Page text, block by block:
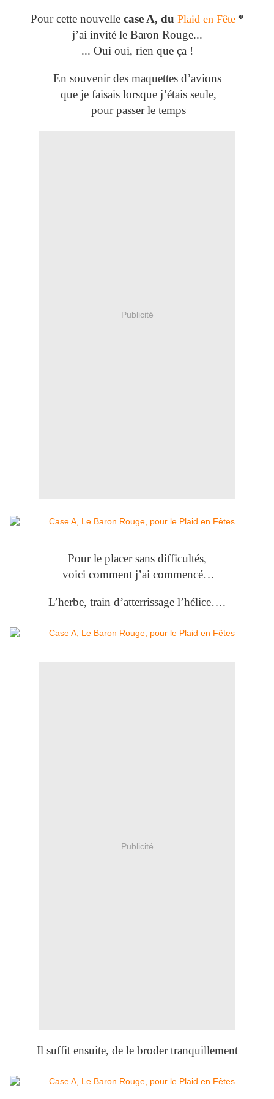
Pour cette nouvelle case A, du Plaid en Fête *
j’ai invité le Baron Rouge...
... Oui oui, rien que ça !
En souvenir des maquettes d’avions
que je faisais lorsque j’étais seule,
pour passer le temps
Publicité
Pour le placer sans difficultés,
voici comment j’ai commencé…
L’herbe, train d’atterrissage l’hélice….
Publicité
Il suffit ensuite, de le broder tranquillement